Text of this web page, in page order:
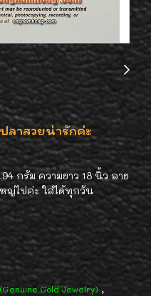
ลาสวยน่ารักค่ะ
กรัม ความยาว 18 นิ้ว ลาย
ญ่ไปค่ะ ใส่ได้ทุกวัน
Gold Jewelry) ,